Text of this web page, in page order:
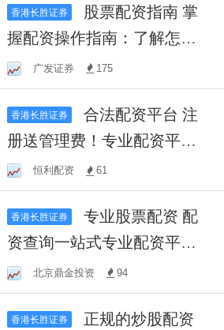
香港长胜证券
握配资操作指南：了解怎么
做配资，轻松实现资金增值
广发证券 175
香港长胜证券
合法配资平台 注
册送管理费！专业配资平台
等你来恒利配资 61
香港长胜证券
专业股票配资 配
资查询一站式专业配资平台
信息速查
北京鼎金投资 94
香港长胜证券